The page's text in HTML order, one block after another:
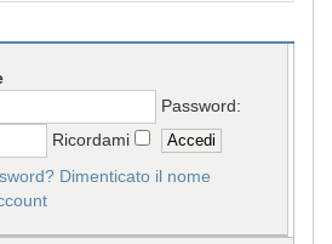
Password:
Ricordami
Dimenticato il nome